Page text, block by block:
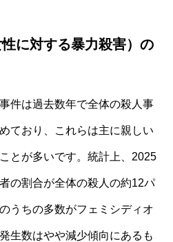
に対する暴力殺害）の
件は過去数年で全体の殺人事
ており、これらは主に親しい
とが多いです。統計上、2025
の割合が全体の殺人の約12パ
うちの多数がフェミシディオ
生数はやや減少傾向にあるも